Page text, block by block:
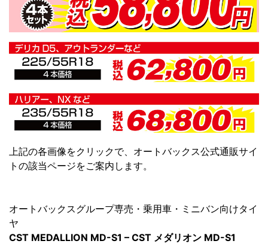
上記の各画像をクリックで、オートバックス公式通販サイ
トの該当ページをご案内します。
オートバックスグループ専売・乗用車・ミニバン向けタイ
ヤ
CST MEDALLION MD-S1 – CST メダリオン MD-S1